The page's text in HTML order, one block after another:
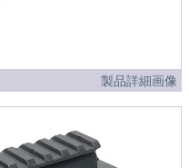
製品詳細画像